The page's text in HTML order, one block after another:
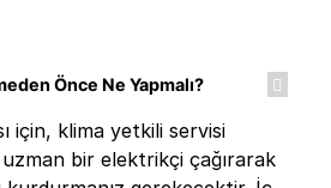
Önce Ne Yapmalı?
için, klima yetkili servisi
bir elektrikçi çağırarak